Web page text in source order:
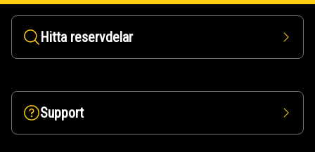
Hitta reservdelar
Support